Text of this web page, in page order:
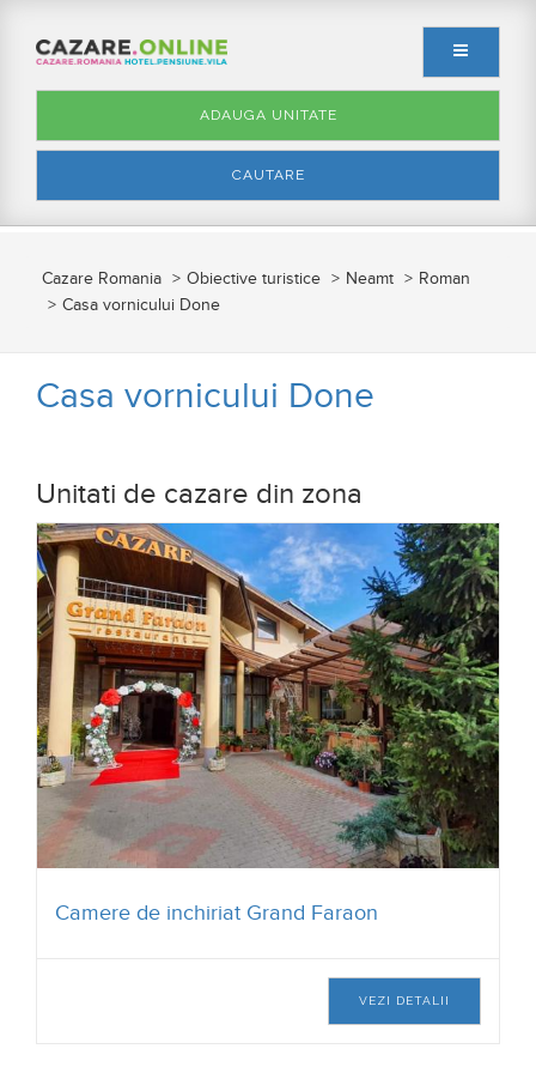
CAUTARE
ADAUGA UNITATE
Cazare Romania Obiective turistice Neamt
Roman
Casa vornicului Done
Casa vornicului Done
Unitati de cazare din zona
Camere de inchiriat Grand Faraon
VEZI DETALII